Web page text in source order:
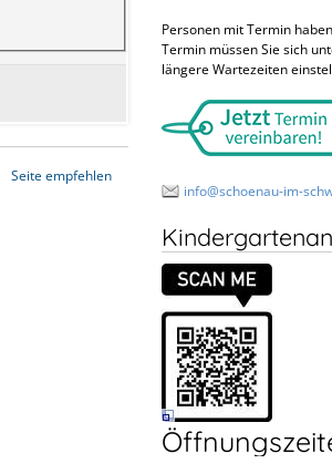
Seite empfehlen
Personen mit Termin
Termin müssen Sie sich
längere Wartezeiten
info@schoenau-im-